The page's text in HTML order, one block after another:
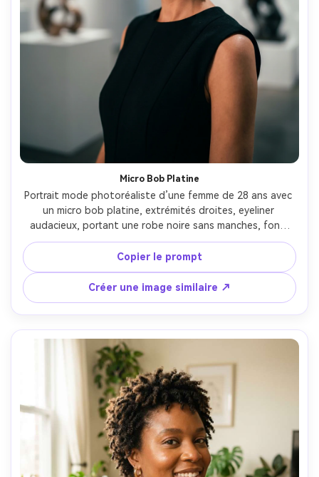
Micro Bob Platine
Portrait mode photoréaliste d’une femme de 28 ans avec
un micro bob platine, extrémités droites, eyeliner
audacieux, portant une robe noire sans manches, fond
galerie avec lumières spot, strobe studio contrôlé avec
softbox, Sony A9 II, 85mm f/1.8, angle légèrement
supérieur aux yeux, cadrage serré, ambiance dramatique
mode, brillance réaliste des cheveux et texture peau, mise
au point nette, haute résolution, grading éditorial --ar
4:5
Copier le prompt
Créer une image similaire ↗